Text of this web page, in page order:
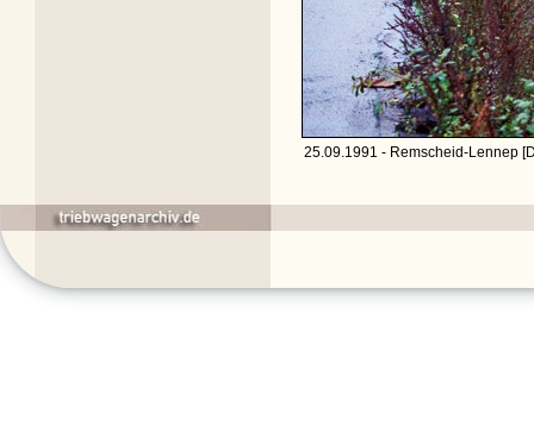
25.09.1991 - Remscheid-Lennep